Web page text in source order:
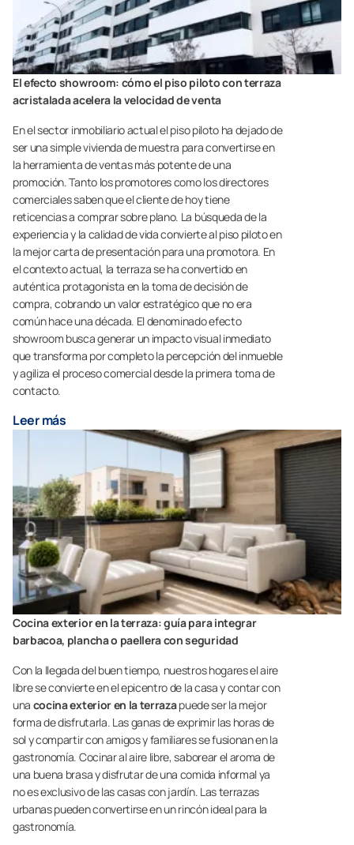
El efecto showroom: cómo el piso piloto con terraza
acristalada acelera la velocidad de venta
En el sector inmobiliario actual el piso piloto ha dejado de
ser una simple vivienda de muestra para convertirse en
la herramienta de ventas más potente de una
promoción. Tanto los promotores como los directores
comerciales saben que el cliente de hoy tiene
reticencias a comprar sobre plano. La búsqueda de la
experiencia y la calidad de vida convierte al piso piloto en
la mejor carta de presentación para una promotora. En
el contexto actual, la terraza se ha convertido en
auténtica protagonista en la toma de decisión de
compra, cobrando un valor estratégico que no era
común hace una década. El denominado efecto
showroom busca generar un impacto visual inmediato
que transforma por completo la percepción del inmueble
y agiliza el proceso comercial desde la primera toma de
contacto.
Leer más
Cocina exterior en la terraza: guía para integrar
barbacoa, plancha o paellera con seguridad
Con la llegada del buen tiempo, nuestros hogares el aire
libre se convierte en el epicentro de la casa y contar con
una cocina exterior en la terrazapuede ser la mejor
forma de disfrutarla. Las ganas de exprimir las horas de
sol y compartir con amigos y familiares se fusionan en la
gastronomía. Cocinar al aire libre, saborear el aroma de
una buena brasa y disfrutar de una comida informal ya
no es exclusivo de las casas con jardín. Las terrazas
urbanas pueden convertirse en un rincón ideal para la
gastronomía.